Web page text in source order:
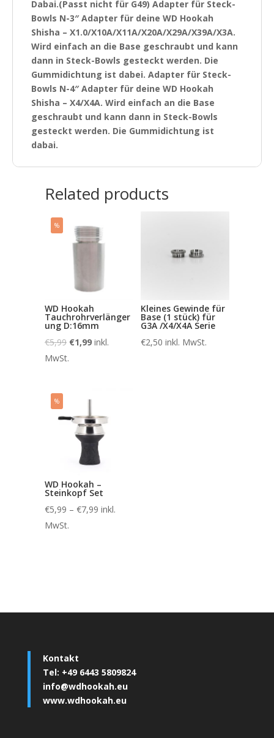
Dabai.(Passt nicht für G49) Adapter für Steck-
Bowls N-3″ Adapter für deine WD Hookah
Shisha – X1.0/X10A/X11A/X20A/X29A/X39A/X3A.
Wird einfach an die Base geschraubt und kann
dann in Steck-Bowls gesteckt werden. Die
Gummidichtung ist dabei. Adapter für Steck-
Bowls N-4″ Adapter für deine WD Hookah
Shisha – X4/X4A. Wird einfach an die Base
geschraubt und kann dann in Steck-Bowls
gesteckt werden. Die Gummidichtung ist
dabai.
Related products
%
WD Hookah
Tauchrohrverlänger
ung D:16mm
€5,99 €1,99 inkl.
MwSt.
Kleines Gewinde für
Base (1 stück) für
G3A /X4/X4A Serie
€2,50 inkl. MwSt.
%
WD Hookah –
Steinkopf Set
€5,99 –€7,99 inkl.
MwSt.
Kontakt
Tel: +49 6443 5809824
info@wdhookah.eu
www.wdhookah.eu